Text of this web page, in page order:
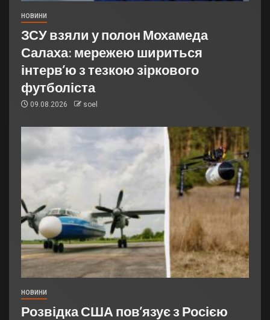
НОВИНИ
ЗСУ взяли у полон Мохамеда
Салаха: мережею шириться
інтерв’ю з тезкою зіркового
футболіста
09.08.2026 soel
НОВИНИ
Розвідка США пов’язує з Росією